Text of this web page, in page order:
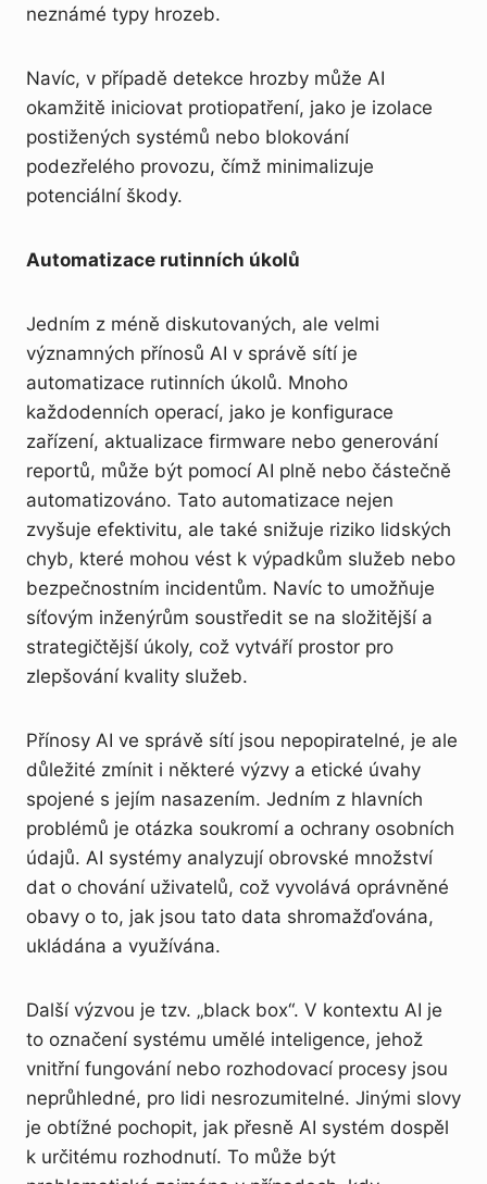
neznámé typy hrozeb.
Navíc, v případě detekce hrozby může AI
okamžitě iniciovat protiopatření, jako je izolace
postižených systémů nebo blokování
podezřelého provozu, čímž minimalizuje
potenciální škody.
Automatizace rutinních úkolů
Jedním z méně diskutovaných, ale velmi
významných přínosů AI v správě sítí je
automatizace rutinních úkolů. Mnoho
každodenních operací, jako je konfigurace
zařízení, aktualizace firmware nebo generování
reportů, může být pomocí AI plně nebo částečně
automatizováno. Tato automatizace nejen
zvyšuje efektivitu, ale také snižuje riziko lidských
chyb, které mohou vést k výpadkům služeb nebo
bezpečnostním incidentům. Navíc to umožňuje
síťovým inženýrům soustředit se na složitější a
strategičtější úkoly, což vytváří prostor pro
zlepšování kvality služeb.
Přínosy AI ve správě sítí jsou nepopiratelné, je ale
důležité zmínit i některé výzvy a etické úvahy
spojené s jejím nasazením. Jedním z hlavních
problémů je otázka soukromí a ochrany osobních
údajů. AI systémy analyzují obrovské množství
dat o chování uživatelů, což vyvolává oprávněné
obavy o to, jak jsou tato data shromažďována,
ukládána a využívána.
Další výzvou je tzv. „black box“. V kontextu AI je
to označení systému umělé inteligence, jehož
vnitřní fungování nebo rozhodovací procesy jsou
neprůhledné, pro lidi nesrozumitelné. Jinými slovy
je obtížné pochopit, jak přesně AI systém dospěl
k určitému rozhodnutí. To může být